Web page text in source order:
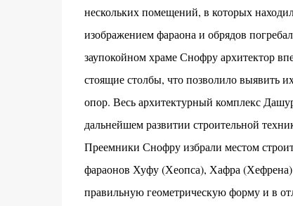
нескольких помещений, в которых
изображением фараона и обрядов
заупокойном храме Снофру архитектор
стоящие столбы, что позволило выявить
опор. Весь архитектурный комплекс
дальнейшем развитии строительной
Преемники Снофру избрали местом
фараонов Хуфу (Хеопса), Хафра
правильную геометрическую форму и в